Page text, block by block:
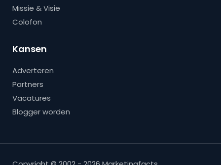
Missie & Visie
Colofon
Kansen
Adverteren
Partners
Vacatures
Blogger worden